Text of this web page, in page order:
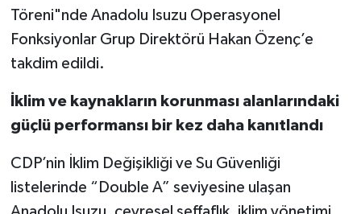
Töreni"nde Anadolu Isuzu Operasyonel
Fonksiyonlar Grup Direktörü Hakan Özenç’e
takdim edildi.
İklim ve kaynakların korunması alanlarındaki
güçlü performansı bir kez daha kanıtlandı
CDP’nin İklim Değişikliği ve Su Güvenliği
listelerinde “Double A” seviyesine ulaşan